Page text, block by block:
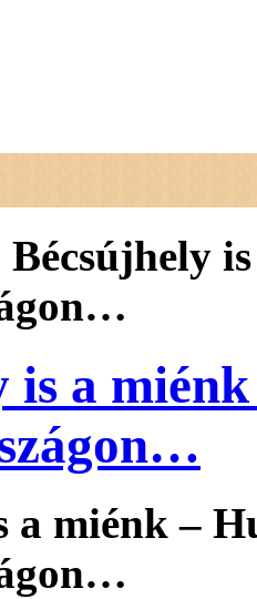
Bécsújhely
is a
a miénk –